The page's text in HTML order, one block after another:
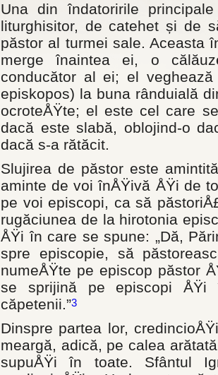
Una din îndatoririle
liturghisitor, de catehet și de
păstor al turmei sale. Aceasta
merge înaintea ei, o
conducător al ei; el
episkopos) la buna rânduială
ocroteÅŸte; el este cel care
dacă este slabă, oblojind-o
dacă s-a rătăcit.
Slujirea de păstor este
aminte de voi înÅŸivă ÅŸi de
pe voi episcopi, ca să
rugăciunea de la hirotonia
ÅŸi în care se spune: „Dă,
spre episcopie, să
numeÅŸte pe episcop păstor
se sprijină pe episcopi ÅŸi
căpetenii.”3
Dinspre partea lor,
meargă, adică, pe calea
supuÅŸi în toate. Sfântul